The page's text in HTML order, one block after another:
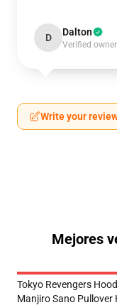
D Dalton
Verified owner
Write your
Mejores
Tokyo Revengers
Manjiro Sano Pullover